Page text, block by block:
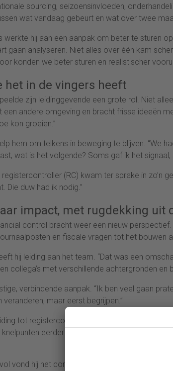
sourcing, seizoensinvloeden,
wat vandaag gebeurt en wat over twee
werkte hij aan een aanpak om beter te sturen
gaan analyseren. Niet alles over één kam
konden we beter sturen en realistischer
het in de vingers heeft
zijn leidinggevende een grote rol. Niet
een andere omgeving en bracht frisse ideeën
kon groeien.”
hem om telkens in beweging te blijven. “We
wat is het volgende? Soms gaf ik het signaal,
(RC) kwam ter sprake in zo’n
Die duw had ik nodig.”
impact, met rugdekking uit
control bracht weer een nieuw
en fiscale vragen tot het bouwen
hij leiding aan het team. “Dat was een
collega’s met verschillende achtergronden en
verbindende aanpak. “Ik ben veel gaan
maar eerst begrijpen.”
tot registercontroller gaf hem precies de
knelpunten eerder te zien. Niet alleen de
vond hij het contact met medestudenten. “Je